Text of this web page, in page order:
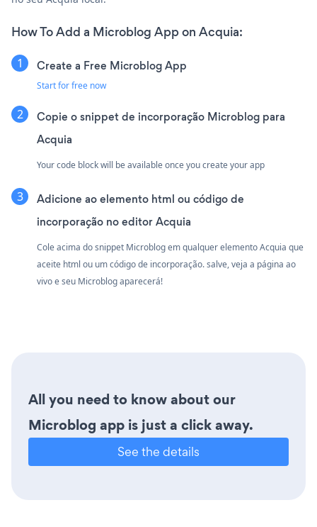
How To Add a Microblog App on Acquia:
Create a Free Microblog App
Start for free now
Copie o snippet de incorporação Microblog para
Acquia
Your code block will be available once you create your app
Adicione ao elemento html ou código de
incorporação no editor Acquia
Cole acima do snippet Microblog em qualquer elemento Acquia que
aceite html ou um código de incorporação. salve, veja a página ao
vivo e seu Microblog aparecerá!
All you need to know about our
Microblog app is just a click away.
See the details